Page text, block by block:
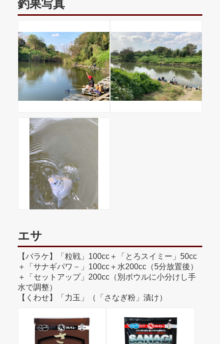
釣果写真
エサ
【バラケ】「粒戦」100cc＋「とろスイミー」50cc
＋「サナギパワ－」100cc＋水200cc（5分放置後）
＋「セットアップ」200cc（別ボウルに小分けし手
水で調整）
【くわせ】「力玉」（「さなぎ粉」漬け）